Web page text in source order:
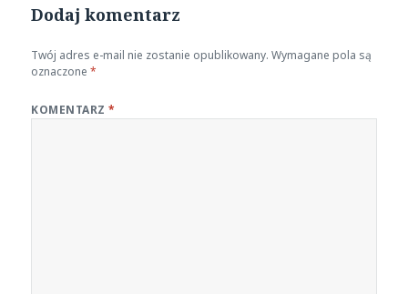
Dodaj komentarz
Twój adres e-mail nie zostanie opublikowany. Wymagane pola są
oznaczone*
KOMENTARZ*